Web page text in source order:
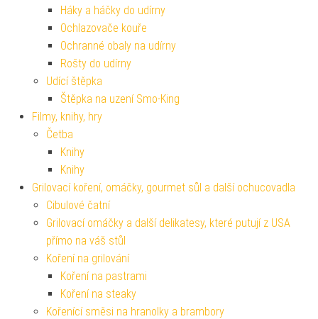
Háky a háčky do udírny
Ochlazovače kouře
Ochranné obaly na udírny
Rošty do udírny
Udící štěpka
Štěpka na uzení Smo-King
Filmy, knihy, hry
Četba
Knihy
Knihy
Grilovací koření, omáčky, gourmet sůl a další ochucovadla
Cibulové čatní
Grilovací omáčky a další delikatesy, které putují z USA
přímo na váš stůl
Koření na grilování
Koření na pastrami
Koření na steaky
Kořenící směsi na hranolky a brambory